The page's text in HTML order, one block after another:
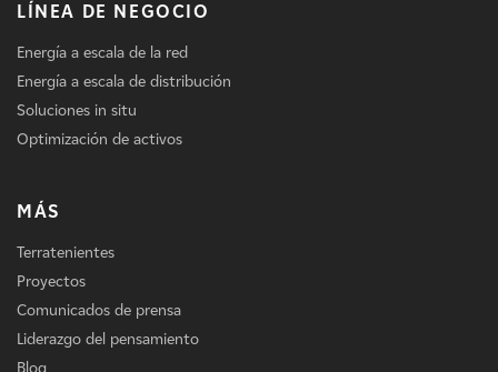
LÍNEA DE NEGOCIO
Energía a escala de la red
Energía a escala de distribución
Soluciones in situ
Optimización de activos
MÁS
Terratenientes
Proyectos
Comunicados de prensa
Liderazgo del pensamiento